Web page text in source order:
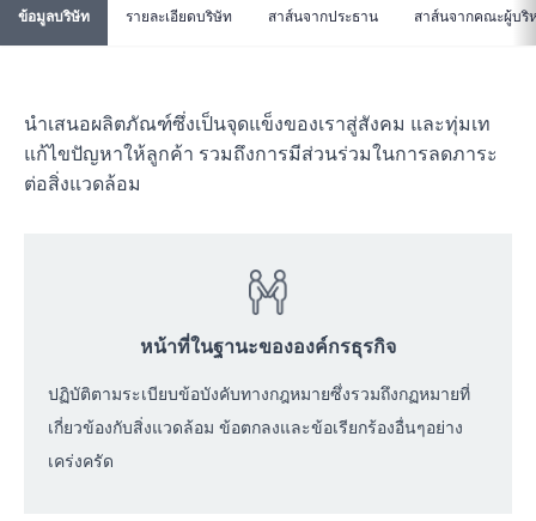
นำเสนอผลิตภัณฑ์ซึ่งเป็นจุดแข็งของเราสู่สังคม และทุ่มเท
แก้ไขปัญหาให้ลูกค้า รวมถึงการมีส่วนร่วมในการลดภาระ
ต่อสิ่งแวดล้อม
หน้าที่ในฐานะขององค์กรธุรกิจ
ปฏิบัติตามระเบียบข้อบังคับทางกฎหมายซึ่งรวมถึงกฏหมายที่
เกี่ยวข้องกับสิ่งแวดล้อม ข้อตกลงและข้อเรียกร้องอื่นๆอย่าง
เคร่งครัด
ข้อมูลบริษัท รายละเอียดบริษัท สาส์นจากประธาน สาส์นจากคณะผู้บริ